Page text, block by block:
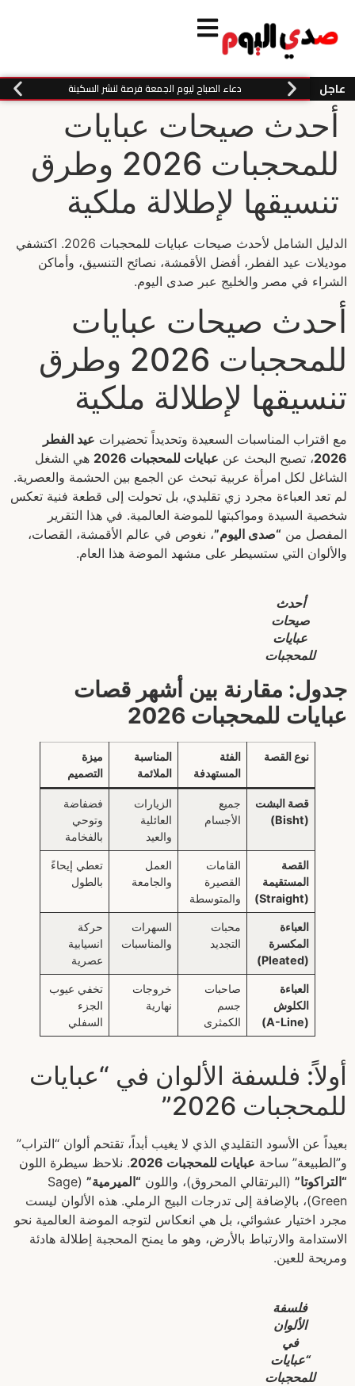
عاجل دعاء الصباح ليوم الجمعة فرصة لنشر السكينة
أحدث صيحات عبايات
للمحجبات 2026 وطرق
تنسيقها لإطلالة ملكية
الدليل الشامل لأحدث صيحات عبايات للمحجبات 2026. اكتشفي
موديلات عيد الفطر، أفضل الأقمشة، نصائح التنسيق، وأماكن
الشراء في مصر والخليج عبر صدى اليوم.
أحدث صيحات عبايات
للمحجبات 2026 وطرق
تنسيقها لإطلالة ملكية
مع اقتراب المناسبات السعيدة وتحديداً تحضيرات عيد الفطر
2026، تصبح البحث عن عبايات للمحجبات 2026
هي الشغل
الشاغل لكل امرأة عربية تبحث عن الجمع بين الحشمة والعصرية.
لم تعد العباءة مجرد زي تقليدي، بل تحولت إلى قطعة فنية تعكس
شخصية السيدة ومواكبتها للموضة العالمية. في هذا التقرير
المفصل من “صدى اليوم”، نغوص في عالم الأقمشة، القصات،
والألوان التي ستسيطر على مشهد الموضة هذا العام.
أحدث
صيحات
عبايات
للمحجبات
جدول: مقارنة بين أشهر قصات
عبايات للمحجبات 2026
نوع القصة
الفئة
المستهدفة
المناسبة
الملائمة
ميزة
التصميم
قصة البشت
(Bisht)
جميع
الأجسام
الزيارات
العائلية
والعيد
فضفاضة
وتوحي
بالفخامة
القصة
المستقيمة
(Straight)
القامات
القصيرة
والمتوسطة
العمل
والجامعة
تعطي إيحاءً
بالطول
العباءة
المكسرة
(Pleated)
محبات
التجديد
السهرات
والمناسبات
حركة
انسيابية
عصرية
العباءة
الكلوش
(A-Line)
صاحبات
جسم
الكمثرى
خروجات
نهارية
تخفي عيوب
الجزء
السفلي
أولاً: فلسفة الألوان في “عبايات
للمحجبات 2026”
بعيداً عن الأسود التقليدي الذي لا يغيب أبداً، تقتحم ألوان “التراب”
و”الطبيعة” ساحة عبايات للمحجبات 2026
. نلاحظ سيطرة اللون
“التراكوتا” (البرتقالي المحروق)، واللون “الميرمية” (Sage
Green)، بالإضافة إلى تدرجات البيج الرملي. هذه الألوان ليست
مجرد اختيار عشوائي، بل هي انعكاس لتوجه الموضة العالمية نحو
الاستدامة والارتباط بالأرض، وهو ما يمنح المحجبة إطلالة هادئة
ومريحة للعين.
فلسفة
الألوان
في
“عبايات
للمحجبات